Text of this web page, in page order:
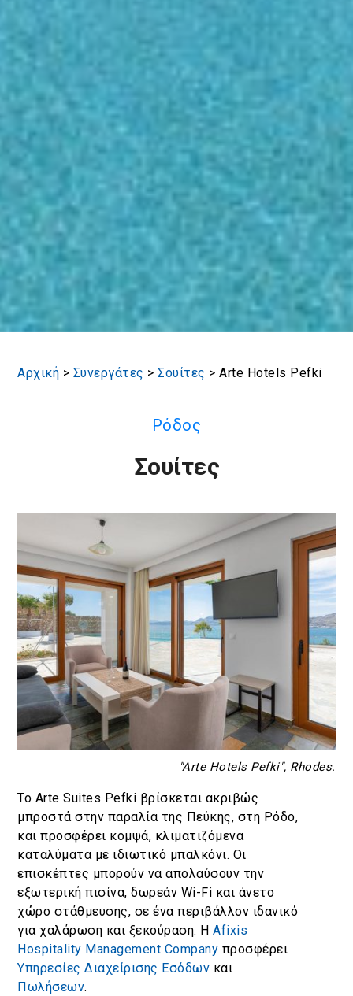
Αρχική > Συνεργάτες >Σουίτες >Arte Hotels Pefki
Ρόδος
Σουίτες
Το Arte Suites Pefki βρίσκεται ακριβώς
μπροστά στην παραλία της Πεύκης, στη Ρόδο,
και προσφέρει κομψά, κλιματιζόμενα
καταλύματα με ιδιωτικό μπαλκόνι. Οι
επισκέπτες μπορούν να απολαύσουν την
εξωτερική πισίνα, δωρεάν Wi-Fi και άνετο
χώρο στάθμευσης, σε ένα περιβάλλον ιδανικό
για χαλάρωση και ξεκούραση. ΗAfixis
Hospitality Management Company προσφέρει
Υπηρεσίες Διαχείρισης Εσόδων και
Πωλήσεων.
"Arte Hotels Pefki", Rhodes.